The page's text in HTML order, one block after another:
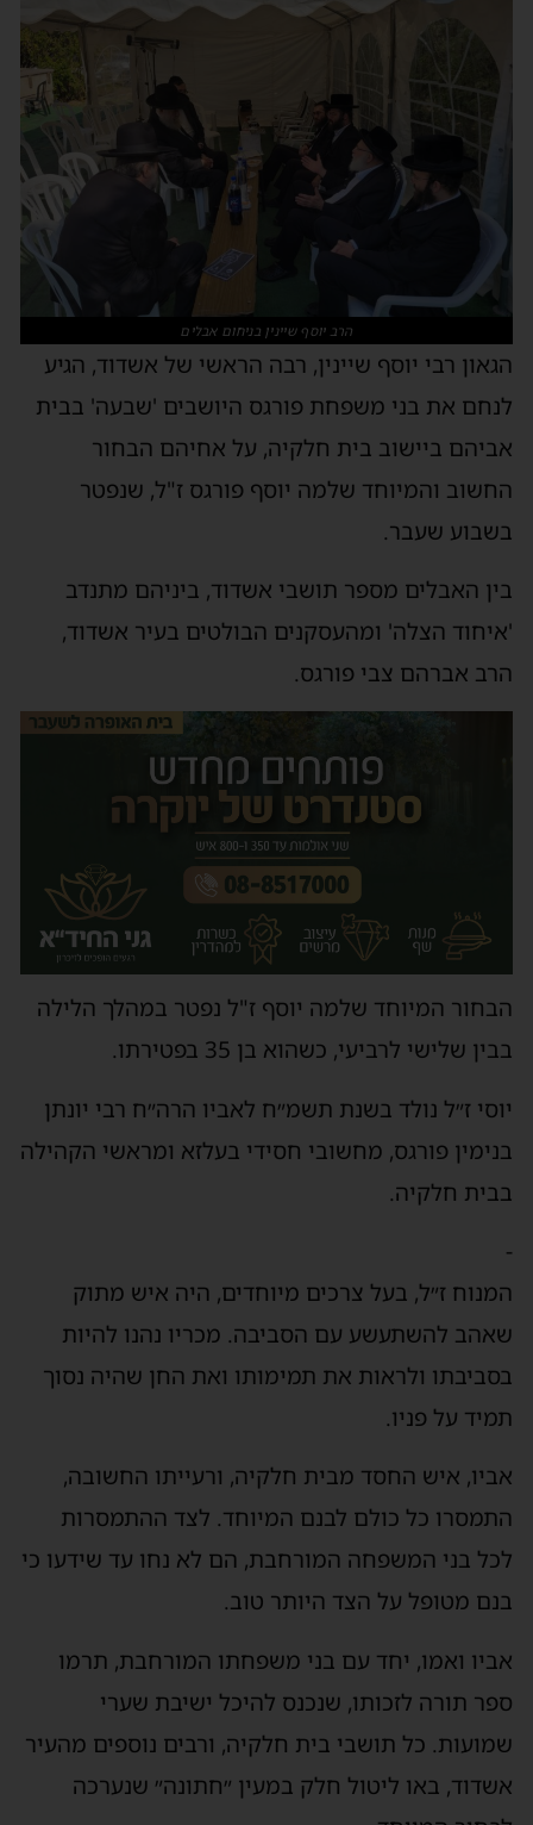
הרב יוסף שיינין בניחום אבלים
הגאון רבי יוסף שיינין, רבה הראשי של אשדוד, הגיע
לנחם את בני משפחת פורגס היושבים 'שבעה' בבית
אביהם ביישוב בית חלקיה, על אחיהם הבחור
החשוב והמיוחד שלמה יוסף פורגס ז"ל, שנפטר
בשבוע שעבר.
בין האבלים מספר תושבי אשדוד, ביניהם מתנדב
'איחוד הצלה' ומהעסקנים הבולטים בעיר אשדוד,
הרב אברהם צבי פורגס.
הבחור המיוחד שלמה יוסף ז"ל נפטר במהלך הלילה
בבין שלישי לרביעי, כשהוא בן 35 בפטירתו.
יוסי ז״ל נולד בשנת תשמ״ח לאביו הרה״ח רבי יונתן
בנימין פורגס, מחשובי חסידי בעלזא ומראשי הקהילה
בבית חלקיה.
-
המנוח ז״ל, בעל צרכים מיוחדים, היה איש מתוק
שאהב להשתעשע עם הסביבה. מכריו נהנו להיות
בסביבתו ולראות את תמימותו ואת החן שהיה נסוך
תמיד על פניו.
אביו, איש החסד מבית חלקיה, ורעייתו החשובה,
התמסרו כל כולם לבנם המיוחד. לצד ההתמסרות
לכל בני המשפחה המורחבת, הם לא נחו עד שידעו כי
בנם מטופל על הצד היותר טוב.
אביו ואמו, יחד עם בני משפחתו המורחבת, תרמו
ספר תורה לזכותו, שנכנס להיכל ישיבת שערי
שמועות. כל תושבי בית חלקיה, ורבים נוספים מהעיר
אשדוד, באו ליטול חלק במעין ״חתונה״ שנערכה